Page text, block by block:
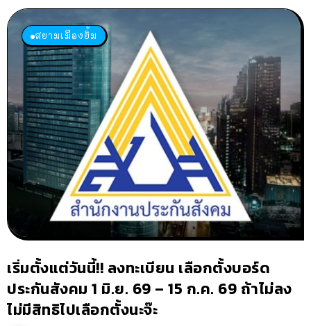
สยามเมืองยิ้ม
เริ่มตั้งแต่วันนี้!! ลงทะเบียน เลือกตั้งบอร์ด
ประกันสังคม 1 มิ.ย. 69 – 15 ก.ค. 69 ถ้าไม่ลง
ไม่มีสิทธิไปเลือกตั้งนะจ๊ะ